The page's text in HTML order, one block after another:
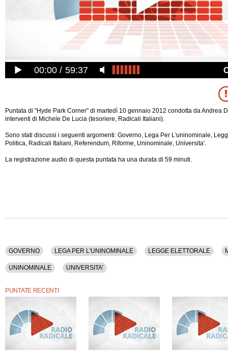
00:00 59:37
Puntata di "Hyde Park Corner" di martedì 10 gennaio 2012 condotta da Andrea
interventi di Michele De Lucia (tesoriere, Radicali Italiani).
Sono stati discussi i seguenti argomenti: Governo, Lega Per L'uninominale,
Politica, Radicali Italiani, Referendum, Riforme, Uninominale, Universita'.
La registrazione audio di questa puntata ha una durata di 59 minuti.
GOVERNO LEGA PER L'UNINOMINALE LEGGE ELETTORALE
UNINOMINALE UNIVERSITA'
PUNTATE RECENTI